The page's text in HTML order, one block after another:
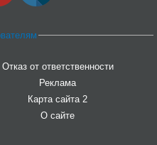
Отказ от ответственности
Реклама
Карта сайта 2
О сайте